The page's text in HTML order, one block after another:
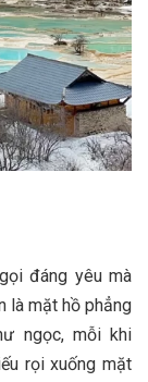
đáng yêu mà
là mặt hồ phẳng
ngọc, mỗi khi
rọi xuống mặt